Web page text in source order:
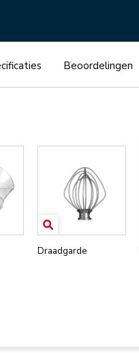
Beoordelingen
Draadgarde